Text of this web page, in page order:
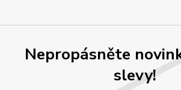
Nepropásněte
slevy!